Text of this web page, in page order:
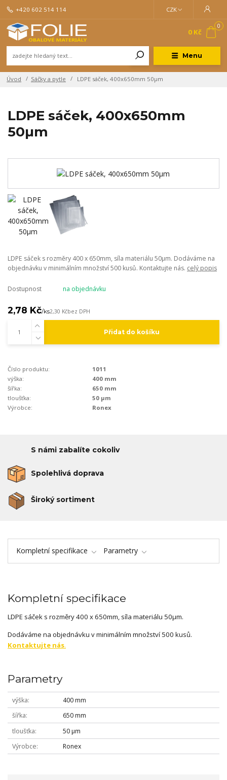
Menu
CZK
+420 602 514 114
0
0 Kč
Úvod Sáčky a pytle LDPE sáček, 400x650mm 50µm
LDPE sáček, 400x650mm
50µm
LDPE sáček s rozměry 400 x 650mm, síla materiálu 50µm. Dodáváme na
objednávku v minimálním množství 500 kusů. Kontaktujte nás. celý popis
Dostupnost na objednávku
2,78 Kč/ks2,30 Kčbez DPH
Přidat do košíku
Číslo produktu:
1011
výška:
400 mm
šířka:
650 mm
tloušťka:
50 µm
Výrobce:
Ronex
S námi zabalíte cokoliv
Spolehlivá doprava
Široký sortiment
Kompletní specifikace Parametry
Kompletní specifikace
LDPE sáček s rozměry 400 x 650mm, síla materiálu 50µm.
Dodáváme na objednávku v minimálním množství 500 kusů.
Kontaktujte nás.
Parametry
výška
400 mm
šířka
650 mm
tloušťka
50 µm
Výrobce
Ronex